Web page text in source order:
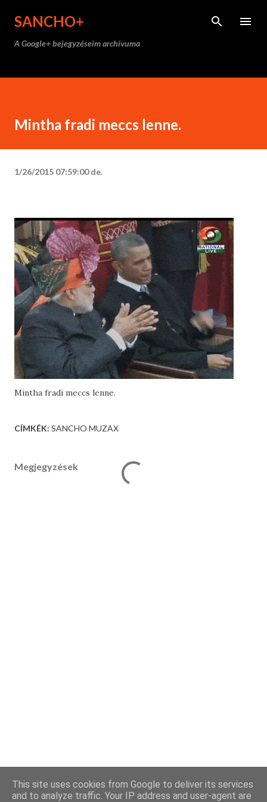
SANCHO+
A Google+ bejegyzéseim archívuma
Mintha fradi meccs lenne.
1/26/2015 07:59:00 de.
Mintha fradi meccs lenne.
CÍMKÉK: SANCHO MUZAX
Megjegyzések
This site uses cookies from Google to deliver its services
and to analyze traffic. Your IP address and user-agent are